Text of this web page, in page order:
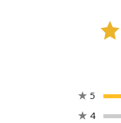
★ 5
★ 4